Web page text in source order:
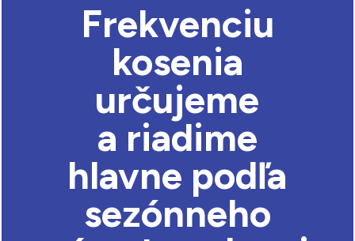
Frekvenciu
kosenia
určujeme
a riadime
hlavne podľa
sezónneho